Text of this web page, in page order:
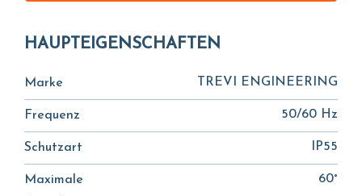
HAUPTEIGENSCHAFTEN
Marke TREVI ENGINEERING
Frequenz 50/60 Hz
Schutzart IP55
Maximale
60°